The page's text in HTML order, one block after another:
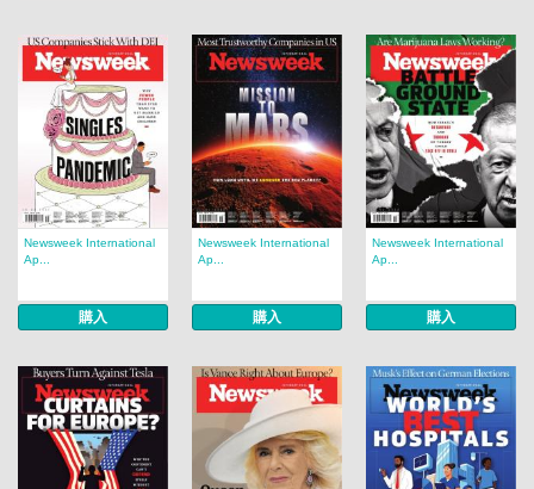
Newsweek International
Ap...
購入
Newsweek International
Ap...
購入
Newsweek International
Ap...
購入